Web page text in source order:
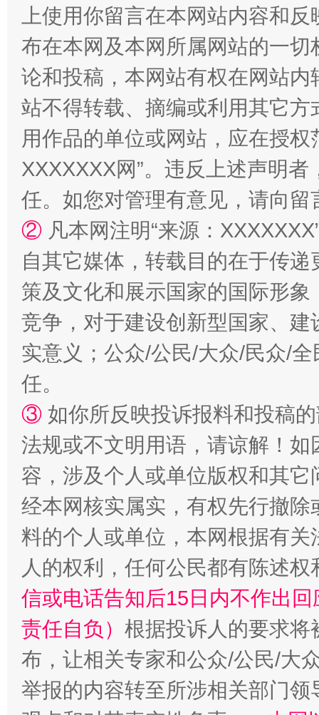
国家大学科技园优化重塑工作
“蜀中异人”王建安的艺术幻境
上使用你留言在本网站内容和
布在本网及本网所属网站的一
论和投稿，本网站有权在网站
站不得转载、摘编或利用其它
用作品的单位或网站，应在授
XXXXXXX网”。违反上述声明
任。如您对管理有意见，请向
② 凡本网注明“来源：
自其它媒体，转载目的在于传
策及文化和展示国家的国际形
竞争，对于建设创新型国家、
实意义；公众/公民/大众/民众/
任。
③ 如你所反映投诉报料和投稿
法规或不文明用语，请谅解！
容，涉及个人或单位版权和其它
经本网核实属实，有权先行撤
料的个人或单位，本网根据有
人的权利，任何公民都有陈述
信或电话告知后15日内不作出
责任自负） 根据投诉人的要求将
布，让相关专家和公众/公民/大
举报的内容转至所涉相关部门